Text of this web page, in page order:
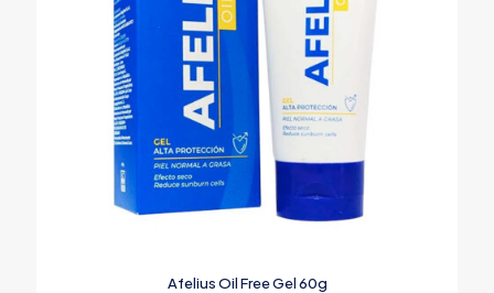
Afelius Oil Free Gel 60g